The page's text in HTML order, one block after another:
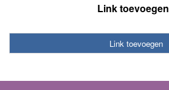
Link toevoegen
Link toevoegen